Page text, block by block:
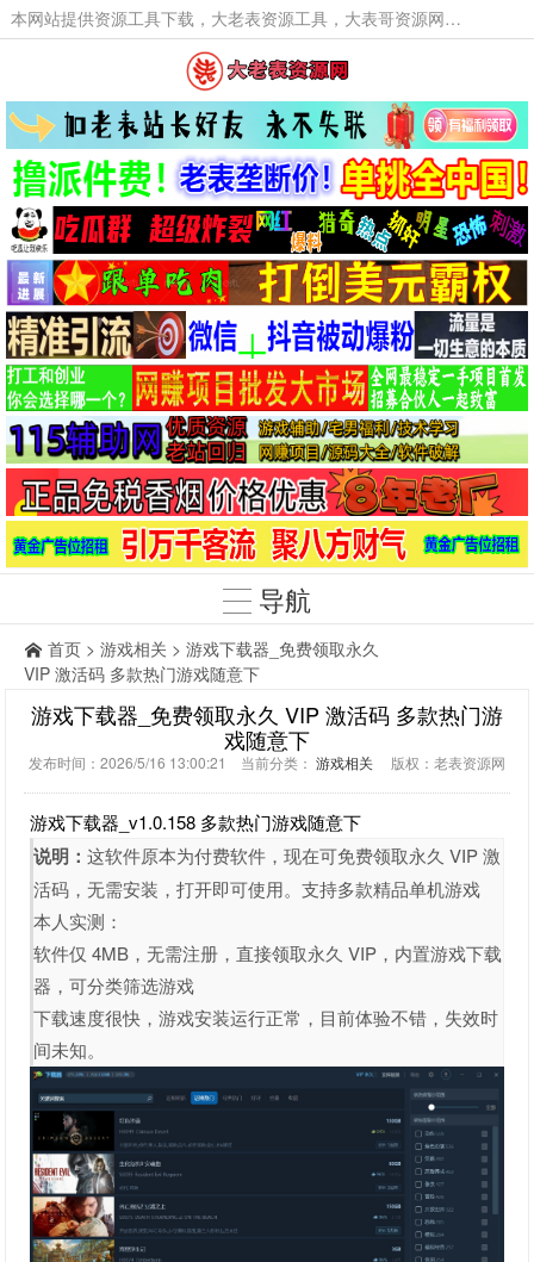
本网站提供资源工具下载，大老表资源工具，大表哥资源网软件工具，大老表资源下载，活动线报福利资源分享,活动线报，大型网游经典游戏，网络热门技术游戏辅助交流与分享。
导航
首页 > 游戏相关 > 游戏下载器_免费领取永久
VIP 激活码 多款热门游戏随意下
游戏下载器_免费领取永久 VIP 激活码 多款热门游
戏随意下
发布时间：2026/5/16 13:00:21 当前分类： 游戏相关 版权：老表资源网
游戏下载器_v1.0.158 多款热门游戏随意下
说明：这软件原本为付费软件，现在可免费领取永久 VIP 激
活码，无需安装，打开即可使用。支持多款精品单机游戏
本人实测：
软件仅 4MB，无需注册，直接领取永久 VIP，内置游戏下载
器，可分类筛选游戏
下载速度很快，游戏安装运行正常，目前体验不错，失效时
间未知。